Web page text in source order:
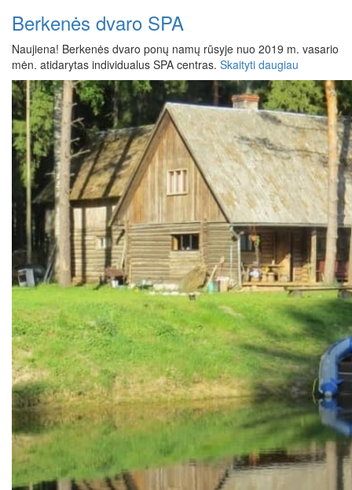
Berkenės dvaro SPA
Naujiena! Berkenės dvaro ponų namų rūsyje nuo 2019 m. vasario
mėn. atidarytas individualus SPA centras. Skaityti daugiau